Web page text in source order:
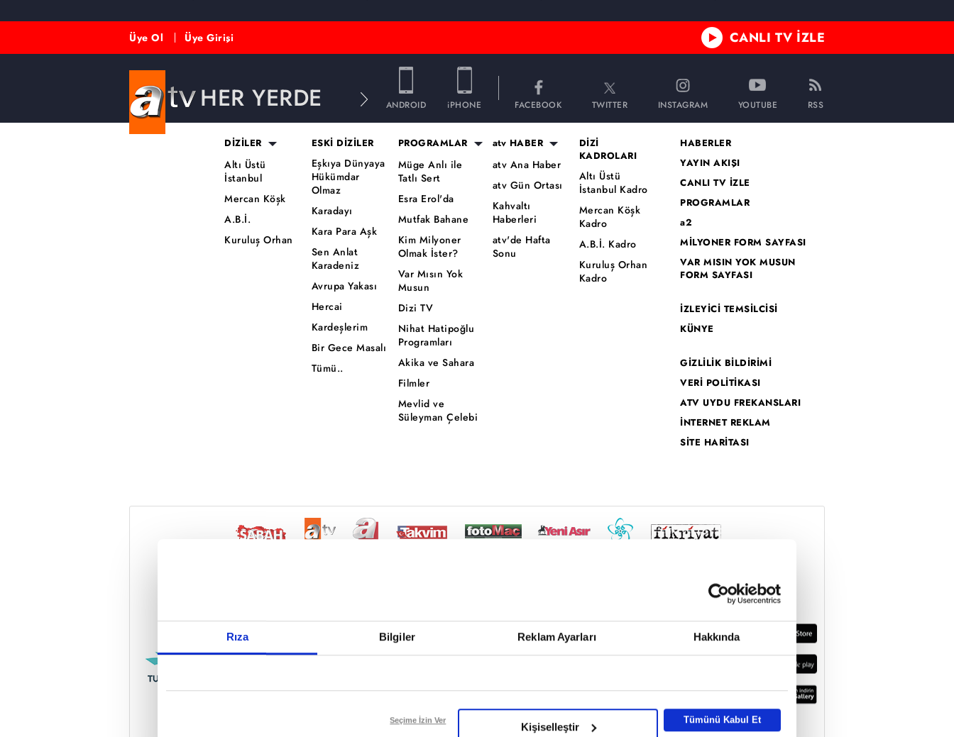
Rıza Bilgiler Reklam Ayarları Hakkında
Reddet
Seçime İzin Ver
Kişiselleştir
Tümünü Kabul Et
Üye Ol Üye Girişi CANLI TV İZLE
HER YERDE ANDROID iPHONE FACEBOOK TWITTER INSTAGRAM YOUTUBE RSS
DİZİLER
Altı Üstü
İstanbul
Mercan Köşk
A.B.İ.
Kuruluş Orhan
ESKİ DİZİLER
Eşkıya Dünyaya
Hükümdar
Olmaz
Karadayı
Kara Para Aşk
Sen Anlat
Karadeniz
Avrupa Yakası
Hercai
Kardeşlerim
Bir Gece Masalı
Tümü..
PROGRAMLAR
Müge Anlı ile
Tatlı Sert
Esra Erol'da
Mutfak Bahane
Kim Milyoner
Olmak İster?
Var Mısın Yok
Musun
Dizi TV
Nihat Hatipoğlu
Programları
Akika ve Sahara
Filmler
Mevlid ve
Süleyman Çelebi
atv HABER
atv Ana Haber
atv Gün Ortası
Kahvaltı
Haberleri
atv'de Hafta
Sonu
DİZİ
KADROLARI
Altı Üstü
İstanbul Kadro
Mercan Köşk
Kadro
A.B.İ. Kadro
Kuruluş Orhan
Kadro
HABERLER
YAYIN AKIŞI
CANLI TV İZLE
PROGRAMLAR
a2
MİLYONER FORM SAYFASI
VAR MISIN YOK MUSUN
FORM SAYFASI
İZLEYİCİ TEMSİLCİSİ
KÜNYE
GİZLİLİK BİLDİRİMİ
VERİ POLİTİKASI
ATV UYDU FREKANSLARI
İNTERNET REKLAM
SİTE HARİTASI